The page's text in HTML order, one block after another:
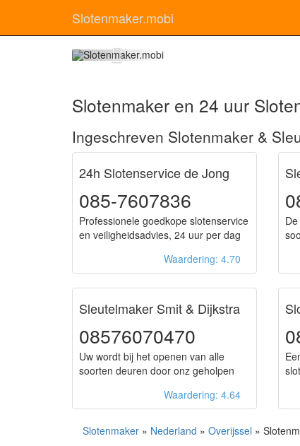
Slotenmaker.mobi
Slotenmaker en 24 uur
Ingeschreven Slotenmaker &
24h Slotenservice de Jong
085-7607836
Professionele goedkope slotenservice
en veiligheidsadvies, 24 uur per dag
Waardering: 4.70
Sleutelmaker Smit & Dijkstra
08576070470
Uw wordt bij het openen van alle
soorten deuren door onz geholpen
Waardering: 4.64
Slotenmaker » Nederland » Overijssel »